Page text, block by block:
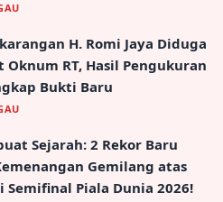
H. Romi Jaya Diduga
Oknum RT, Hasil Pengukuran
Bukti Baru
Sejarah: 2 Rekor Baru
Gemilang atas
Semifinal Piala Dunia 2026!